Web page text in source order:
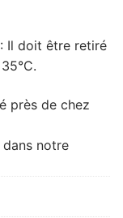
Il doit être retiré
près de chez
notre